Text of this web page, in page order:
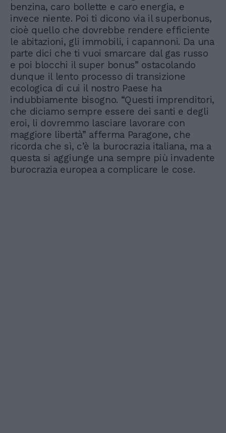
benzina, caro bollette e caro energia, e
invece niente. Poi ti dicono via il superbonus,
cioè quello che dovrebbe rendere efficiente
le abitazioni, gli immobili, i capannoni. Da una
parte dici che ti vuoi smarcare dal gas russo
e poi blocchi il super bonus” ostacolando
dunque il lento processo di transizione
ecologica di cui il nostro Paese ha
indubbiamente bisogno. “Questi imprenditori,
che diciamo sempre essere dei santi e degli
eroi, li dovremmo lasciare lavorare con
maggiore libertà” afferma Paragone, che
ricorda che sì, c’è la burocrazia italiana, ma a
questa si aggiunge una sempre più invadente
burocrazia europea a complicare le cose.